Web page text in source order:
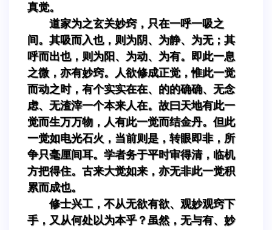
真觉。
道家为之玄关妙窍，只在一呼一吸之
间。其吸而入也，则为阴、为静、为无；其
呼而出也，则为阳、为动、为有。即此一息
之微，亦有妙窍。人欲修成正觉，惟此一觉
而动之时，有个实实在在、的的确确、无念
虑、无渣滓一个本来人在。故曰天地有此一
觉而生万万物，人有此一觉而结金丹。但此
一觉如电光石火，当前则是，转眼即非，所
争只毫厘间耳。学者务于平时审得清，临机
方把得住。古来大觉如来，亦无非此一觉积
累而成也。
修士兴工，不从无欲有欲、观妙观窍下
手，又从何处以为本乎？虽然，无与有、妙